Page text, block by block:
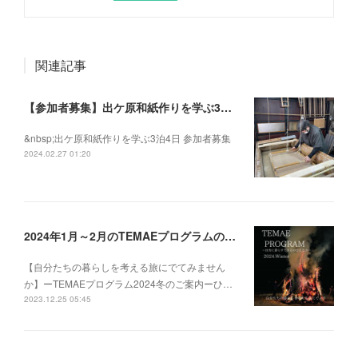
関連記事
【参加者募集】出ケ原和紙作りを学ぶ3泊4日
&nbsp;出ケ原和紙作りを学ぶ3泊4日 参加者募集
2024.02.27 01:20
2024年1月～2月のTEMAEプログラムの募集を開始いたしました
【自分たちの暮らしを考える旅にでてみません
か】ーTEMAEプログラム2024冬のご案内ーひ…
2023.12.25 05:45